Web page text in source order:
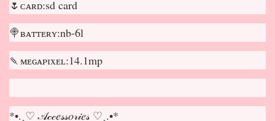
🌷ᴄᴀʀᴅ:sd card
🍭ʙᴀᴛᴛᴇʀʏ:nb-6l
🍡ᴍᴇɢᴀᴘɪxᴇʟ:14.1mp
*•.¸♡ 𝒜𝒸𝒸𝑒𝓈𝓈𝑜𝓇𝒾𝑒𝓈 ♡¸.•*